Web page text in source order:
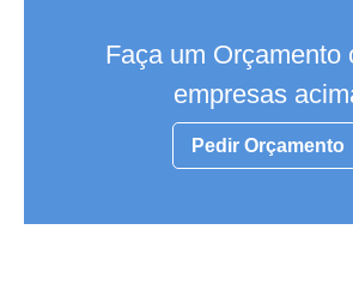
Faça um Orçamento
empresas
Pedir Orçamento